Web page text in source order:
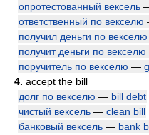
опротестованный вексель
ответственный по векселю
получил деньги по векселю
получит деньги по векселю
поручитель по векселю —
4. accept the bill
долг по векселю — bill debt
чистый вексель — clean bill
банковый вексель — bank